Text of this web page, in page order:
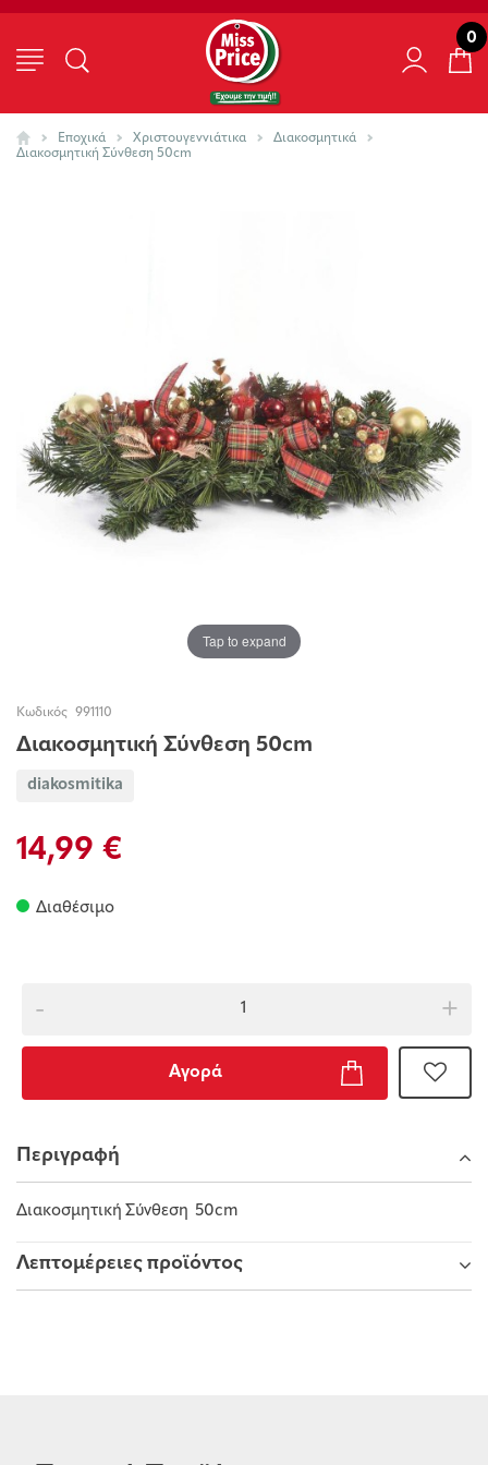
0
Εποχικά Χριστουγεννιάτικα
Διακοσμητικά
Διακοσμητική Σύνθεση 50cm
Tap to expand
Κωδικός 991110
Διακοσμητική Σύνθεση 50cm
diakosmitika
14,99 €
Διαθέσιμο
- +
Αγορά
Περιγραφή
Διακοσμητική Σύνθεση 50cm
Λεπτομέρειες προϊόντος